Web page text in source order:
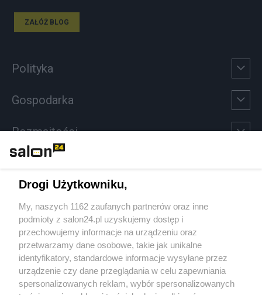
ZAŁÓŻ BLOG
Polityka
Gospodarka
Rozmaitości
Sport
Społeczeństwo
Kultura
Drogi Użytkowniku,
My, naszych 1162 zaufanych partnerów oraz inne
podmioty z salon24.pl uzyskujemy dostęp i
przechowujemy informacje na urządzeniu oraz
przetwarzamy dane osobowe, takie jak unikalne
identyfikatory, standardowe informacje wysyłane przez
urządzenie czy dane przeglądania w celu zapewniania
spersonalizowanych reklam, wybór spersonalizowanych